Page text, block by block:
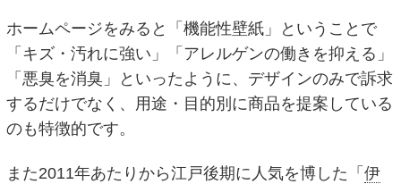
ホームページをみると「機能性壁紙」ということで
「キズ・汚れに強い」「アレルゲンの働きを抑える」
「悪臭を消臭」といったように、デザインのみで訴求
するだけでなく、用途・目的別に商品を提案している
のも特徴的です。
また2011年あたりから江戸後期に人気を博した「 伊